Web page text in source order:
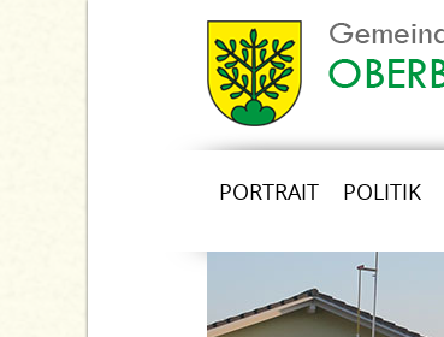
PORTRAIT POLITIK